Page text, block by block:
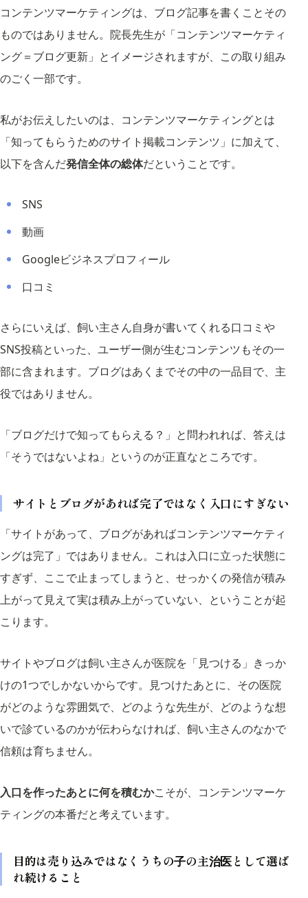
コンテンツマーケティングは、ブログ記事を書くことその
ものではありません。院長先生が「コンテンツマーケティ
ング＝ブログ更新」とイメージされますが、この取り組み
のごく一部です。
私がお伝えしたいのは、コンテンツマーケティングとは
「知ってもらうためのサイト掲載コンテンツ」に加えて、
以下を含んだ発信全体の総体だということです。
SNS
動画
Googleビジネスプロフィール
口コミ
さらにいえば、飼い主さん自身が書いてくれる口コミや
SNS投稿といった、ユーザー側が生むコンテンツもその一
部に含まれます。ブログはあくまでその中の一品目で、主
役ではありません。
「ブログだけで知ってもらえる？」と問われれば、答えは
「そうではないよね」というのが正直なところです。
サイトとブログがあれば完了ではなく入口にすぎない
「サイトがあって、ブログがあればコンテンツマーケティ
ングは完了」ではありません。これは入口に立った状態に
すぎず、ここで止まってしまうと、せっかくの発信が積み
上がって見えて実は積み上がっていない、ということが起
こります。
サイトやブログは飼い主さんが医院を「見つける」きっか
けの1つでしかないからです。見つけたあとに、その医院
がどのような雰囲気で、どのような先生が、どのような想
いで診ているのかが伝わらなければ、飼い主さんのなかで
信頼は育ちません。
入口を作ったあとに何を積むかこそが、コンテンツマーケ
ティングの本番だと考えています。
目的は売り込みではなくうちの子の主治医として選ば
れ続けること